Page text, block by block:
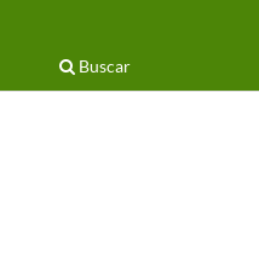
Buscar